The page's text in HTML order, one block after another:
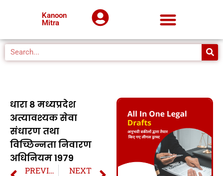
Kanoon
Mitra
धारा 8 मध्यप्रदेश
अत्यावश्यक सेवा
संधारण तथा
विच्छिन्नता निवारण
अधिनियम 1979
PREVIOUS NEXT